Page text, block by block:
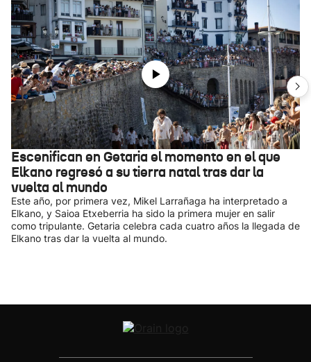
Escenifican en Getaria el momento en el que
Elkano regresó a su tierra natal tras dar la
vuelta al mundo
Este año, por primera vez, Mikel Larrañaga ha interpretado a
Elkano, y Saioa Etxeberria ha sido la primera mujer en salir
como tripulante. Getaria celebra cada cuatro años la llegada de
Elkano tras dar la vuelta al mundo.